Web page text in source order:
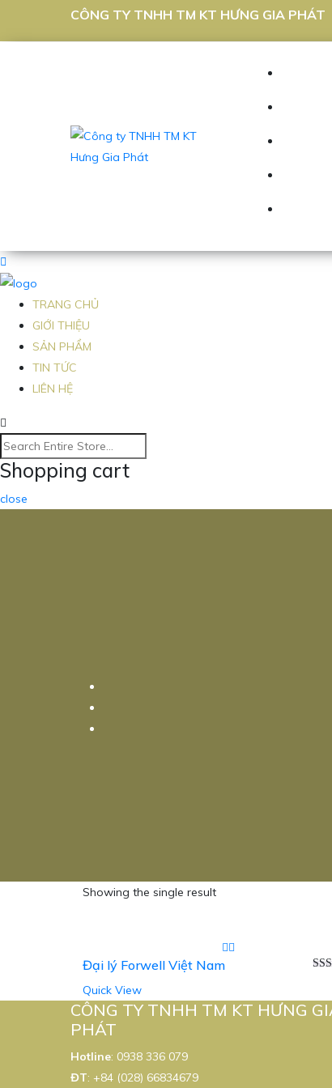
CÔNG TY TNHH TM KT HƯNG GIA PHÁT
TRANG CHỦ
GIỚI THIỆU
SẢN PHẨM
TIN TỨC
LIÊN HỆ
Shopping cart
close
Showing the single result
sao
Đại lý Forwell Việt Nam
Quick View
CÔNG TY TNHH TM KT HƯNG
PHÁT
Hotline: 0938 336 079
ĐT: +84 (028) 66834679